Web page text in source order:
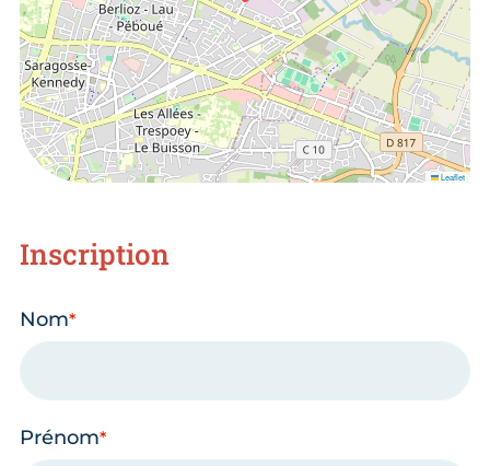
Leaflet
Inscription
Nom
Prénom